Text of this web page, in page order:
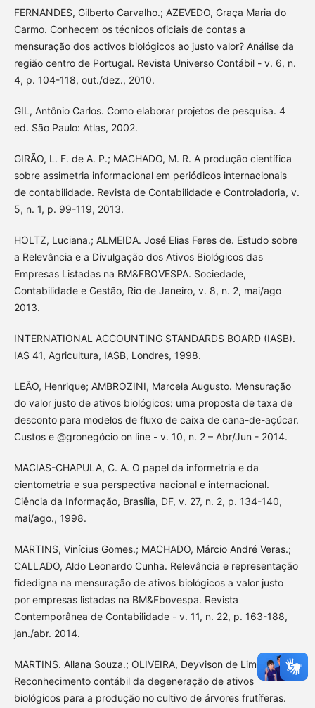
FERNANDES, Gilberto Carvalho.; AZEVEDO, Graça Maria do
Carmo. Conhecem os técnicos oficiais de contas a
mensuração dos activos biológicos ao justo valor? Análise da
região centro de Portugal. Revista Universo Contábil - v. 6, n.
4, p. 104-118, out./dez., 2010.
GIL, Antônio Carlos. Como elaborar projetos de pesquisa. 4
ed. São Paulo: Atlas, 2002.
GIRÃO, L. F. de A. P.; MACHADO, M. R. A produção científica
sobre assimetria informacional em periódicos internacionais
de contabilidade. Revista de Contabilidade e Controladoria, v.
5, n. 1, p. 99-119, 2013.
HOLTZ, Luciana.; ALMEIDA. José Elias Feres de. Estudo sobre
a Relevância e a Divulgação dos Ativos Biológicos das
Empresas Listadas na BM&FBOVESPA. Sociedade,
Contabilidade e Gestão, Rio de Janeiro, v. 8, n. 2, mai/ago
2013.
INTERNATIONAL ACCOUNTING STANDARDS BOARD (IASB).
IAS 41, Agricultura, IASB, Londres, 1998.
LEÃO, Henrique; AMBROZINI, Marcela Augusto. Mensuração
do valor justo de ativos biológicos: uma proposta de taxa de
desconto para modelos de fluxo de caixa de cana-de-açúcar.
Custos e @gronegócio on line - v. 10, n. 2 – Abr/Jun - 2014.
MACIAS-CHAPULA, C. A. O papel da informetria e da
cientometria e sua perspectiva nacional e internacional.
Ciência da Informação, Brasília, DF, v. 27, n. 2, p. 134-140,
mai/ago., 1998.
MARTINS, Vinícius Gomes.; MACHADO, Márcio André Veras.;
CALLADO, Aldo Leonardo Cunha. Relevância e representação
fidedigna na mensuração de ativos biológicos a valor justo
por empresas listadas na BM&Fbovespa. Revista
Contemporânea de Contabilidade - v. 11, n. 22, p. 163-188,
jan./abr. 2014.
MARTINS. Allana Souza.; OLIVEIRA, Deyvison de Lima.
Reconhecimento contábil da degeneração de ativos
biológicos para a produção no cultivo de árvores frutíferas.